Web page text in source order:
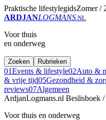
Praktische lifestylegidsZomer /
ARDJANLOGMANS.NL
Voor thuis
en onderweg
Zoeken Rubrieken
01Events & lifestyle02Auto &
& vrije tijd05Gezondheid &
reviews07Algemeen
ArdjanLogmans.nl Beslisboek
Voor thuis en onderweg